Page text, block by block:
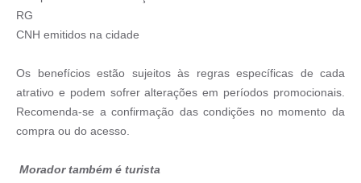
RG
CNH emitidos na cidade
Os benefícios estão sujeitos às regras específicas de cada
atrativo e podem sofrer alterações em períodos promocionais.
Recomenda-se a confirmação das condições no momento da
compra ou do acesso.
Morador também é turista